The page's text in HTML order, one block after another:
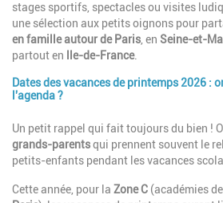
stages sportifs, spectacles ou visites
une sélection aux petits oignons pour
en famille autour de Paris , en Seine-et-
partout en
lle-de-France.
Paragraphes
Dates des vacances de printemps 2026 :
l'agenda ?
Description
Un petit rappel qui fait toujours du bien !
grands-parentsqui prennent souvent le
petits-enfants pendant les vacances
Cette année, pour la Zone C (académies de